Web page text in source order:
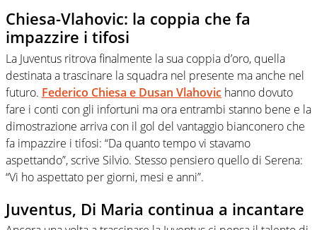
Chiesa-Vlahovic: la coppia che fa
impazzire i tifosi
La Juventus ritrova finalmente la sua coppia d’oro, quella
destinata a trascinare la squadra nel presente ma anche nel
futuro. Federico Chiesa e Dusan Vlahovic hanno dovuto
fare i conti con gli infortuni ma ora entrambi stanno bene e la
dimostrazione arriva con il gol del vantaggio bianconero che
fa impazzire i tifosi: “Da quanto tempo vi stavamo
aspettando”, scrive Silvio. Stesso pensiero quello di Serena:
“Vi ho aspettato per giorni, mesi e anni”.
Juventus, Di Maria continua a incantare